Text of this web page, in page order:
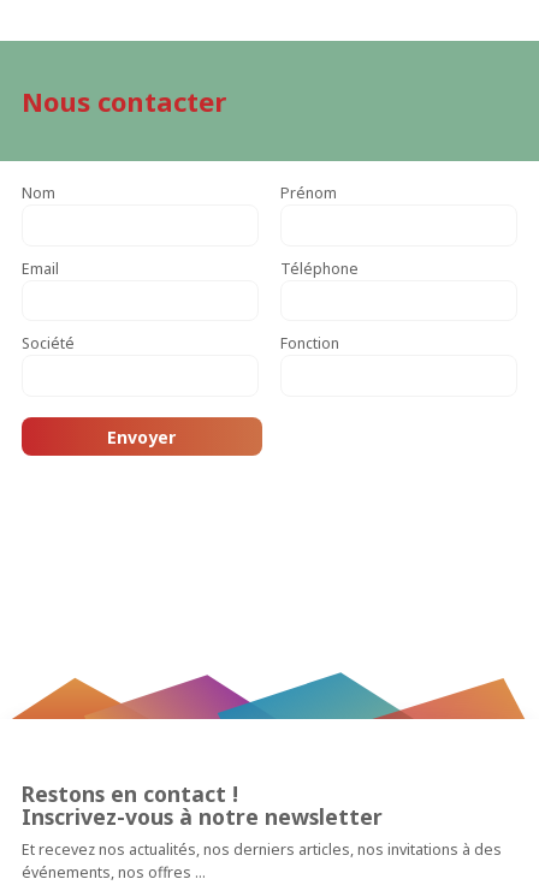
Nous contacter
Nom Prénom
Email Téléphone
Société Fonction
Restons en contact !
Inscrivez-vous à notre newsletter
Et recevez nos actualités, nos derniers articles, nos invitations à des
événements, nos offres …